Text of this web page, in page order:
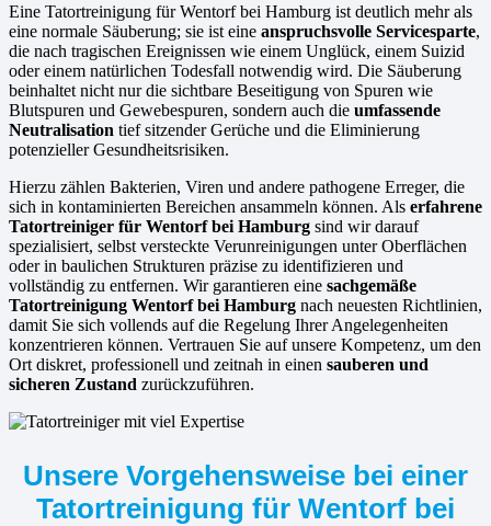
Eine Tatortreinigung für Wentorf bei Hamburg ist deutlich mehr als
eine normale Säuberung; sie ist eine anspruchsvolle Servicesparte,
die nach tragischen Ereignissen wie einem Unglück, einem Suizid
oder einem natürlichen Todesfall notwendig wird. Die Säuberung
beinhaltet nicht nur die sichtbare Beseitigung von Spuren wie
Blutspuren und Gewebespuren, sondern auch die umfassende
Neutralisation tief sitzender Gerüche und die Eliminierung
potenzieller Gesundheitsrisiken.
Hierzu zählen Bakterien, Viren und andere pathogene Erreger, die
sich in kontaminierten Bereichen ansammeln können. Als erfahrene
Tatortreiniger für Wentorf bei Hamburg sind wir darauf
spezialisiert, selbst versteckte Verunreinigungen unter Oberflächen
oder in baulichen Strukturen präzise zu identifizieren und
vollständig zu entfernen. Wir garantieren eine sachgemäße
Tatortreinigung Wentorf bei Hamburg nach neuesten Richtlinien,
damit Sie sich vollends auf die Regelung Ihrer Angelegenheiten
konzentrieren können. Vertrauen Sie auf unsere Kompetenz, um den
Ort diskret, professionell und zeitnah in einen sauberen und
sicheren Zustand zurückzuführen.
Unsere Vorgehensweise bei einer
Tatortreinigung für Wentorf bei